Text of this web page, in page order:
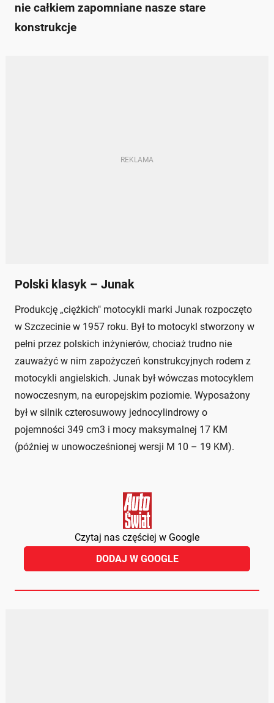
nie całkiem zapomniane nasze stare
konstrukcje
Polski klasyk – Junak
Produkcję „ciężkich" motocykli marki Junak rozpoczęto
w Szczecinie w 1957 roku. Był to motocykl stworzony w
pełni przez polskich inżynierów, chociaż trudno nie
zauważyć w nim zapożyczeń konstrukcyjnych rodem z
motocykli angielskich. Junak był wówczas motocyklem
nowoczesnym, na europejskim poziomie. Wyposażony
był w silnik czterosuwowy jednocylindrowy o
pojemności 349 cm3 i mocy maksymalnej 17 KM
(później w unowocześnionej wersji M 10 – 19 KM).
Czytaj nas częściej w Google
DODAJ W GOOGLE